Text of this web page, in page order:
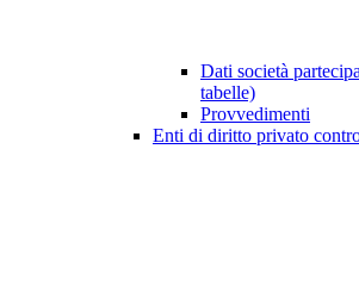
Dati società
tabelle)
Provvedimenti
Enti di diritto privato